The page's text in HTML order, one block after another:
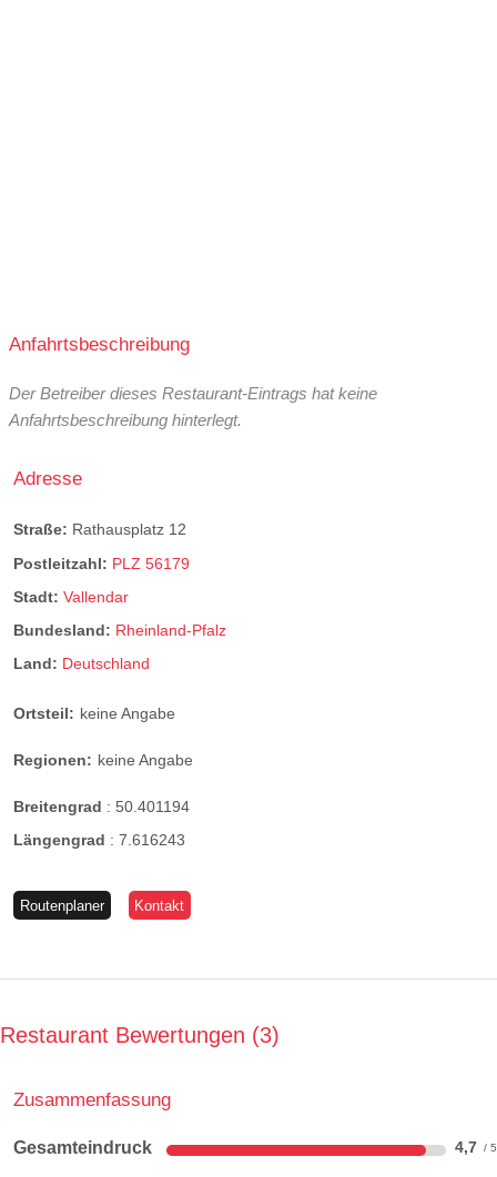
Anfahrtsbeschreibung
Der Betreiber dieses Restaurant-Eintrags hat keine
Anfahrtsbeschreibung hinterlegt.
Adresse
Straße: Rathausplatz 12
Postleitzahl: PLZ 56179
Stadt: Vallendar
Bundesland: Rheinland-Pfalz
Land: Deutschland
Ortsteil: keine Angabe
Regionen: keine Angabe
Breitengrad : 50.401194
Längengrad : 7.616243
Routenplaner Kontakt
Restaurant Bewertungen 3
Zusammenfassung
Gesamteindruck 4,7